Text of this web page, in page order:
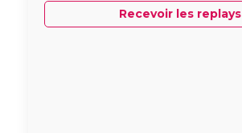
Recevoir les replays